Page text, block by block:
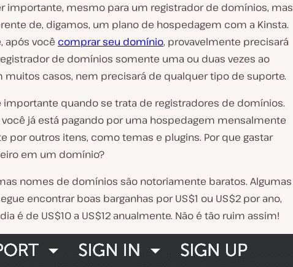
importante, mesmo para um registrador de domínios, mas
de, digamos, um plano de hospedagem com a Kinsta.
após você comprar seu domínio, provavelmente precisará
de domínios somente uma ou duas vezes ao
muitos casos, nem precisará de qualquer tipo de suporte.
importante quando se trata de registradores de domínios.
você já está pagando por uma hospedagem mensalmente
por outros itens, como temas e plugins. Por que gastar
em um domínio?
nomes de domínios são notoriamente baratos. Algumas
encontrar boas barganhas por US$1 ou US$2 por ano,
é de US$10 a US$12 anualmente. Não é tão ruim assim!